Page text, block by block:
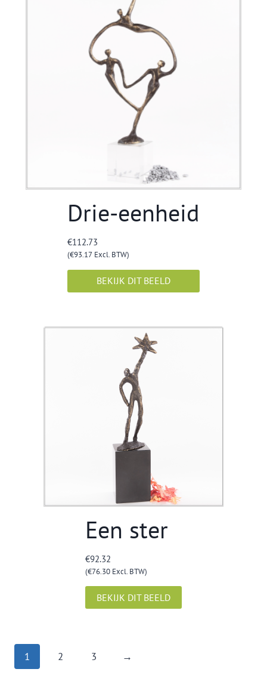
Drie-eenheid
€112.73
(€93.17 Excl. BTW)
BEKIJK DIT BEELD
Een ster
€92.32
(€76.30 Excl. BTW)
BEKIJK DIT BEELD
1 2 3 →